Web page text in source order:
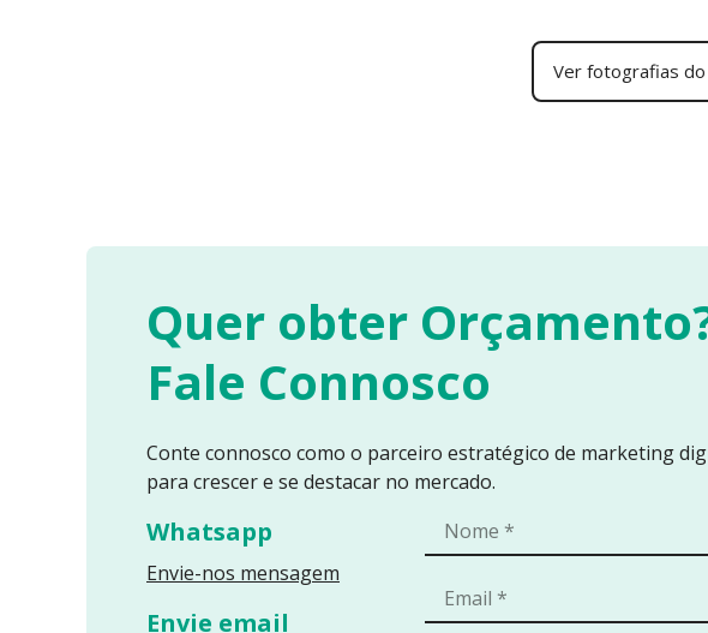
Ver fotografias do
Quer obter
Fale Connosco
Conte connosco como o parceiro estratégico de marketing
para crescer e se destacar no mercado.
Whatsapp
Envie-nos mensagem
Envie email